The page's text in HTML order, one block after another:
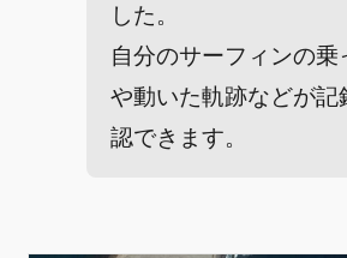
した。
自分のサーフィンの乗
や動いた軌跡などが記
認できます。